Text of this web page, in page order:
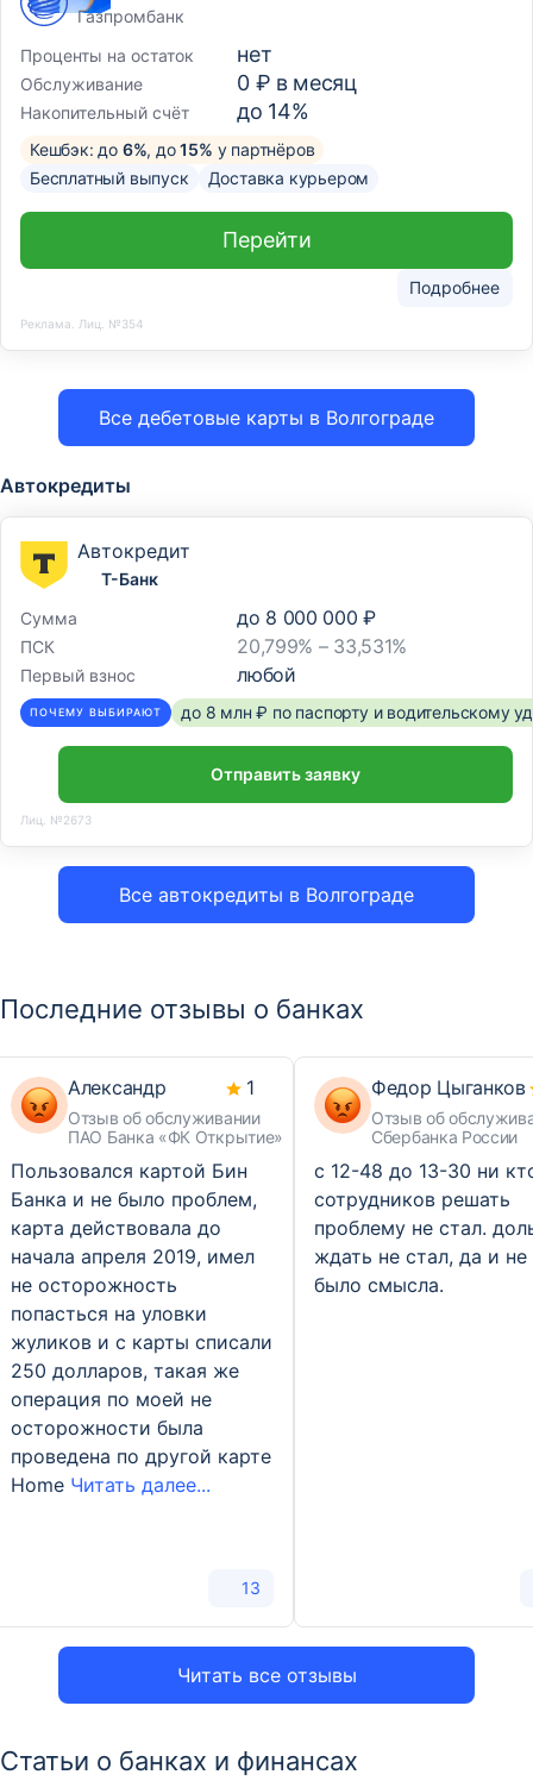
Все дебетовые карты в Волгограде
Газпромбанк
Проценты на остаток
нет
Обслуживание 0 ₽ в месяц
Накопительный счёт до 14%
Кешбэк: до 6%, до15% у партнёров
Бесплатный выпуск
Доставка курьером
Подробнее
Перейти
Реклама. Лиц. №354
Автокредиты
Все автокредиты в Волгограде
Автокредит
Т-Банк
Сумма
до 8 000 000 ₽
ПСК 20,799% – 33,531%
Первый взнос любой
ПОЧЕМУ ВЫБИРАЮТ до 8 млн ₽ по паспорту и водительскому
Отправить заявку
Лиц. №2673
Последние отзывы о банках
Читать все отзывы
Александр
Отзыв об обслуживании
ПАО Банка «ФК Открытие»
1
Пользовался картой Бин
Банка и не было проблем,
карта действовала до
начала апреля 2019, имел
не осторожность
попасться на уловки
жуликов и с карты списали
250 долларов, такая же
операция по моей не
осторожности была
проведена по другой карте
Home Читать далее...
13
Федор Цыганков
Отзыв об
Сбербанка России
с 12-48 до 13-30 ни
сотрудников решать
проблему не стал.
ждать не стал, да и не
было смысла.
Статьи о банках и финансах